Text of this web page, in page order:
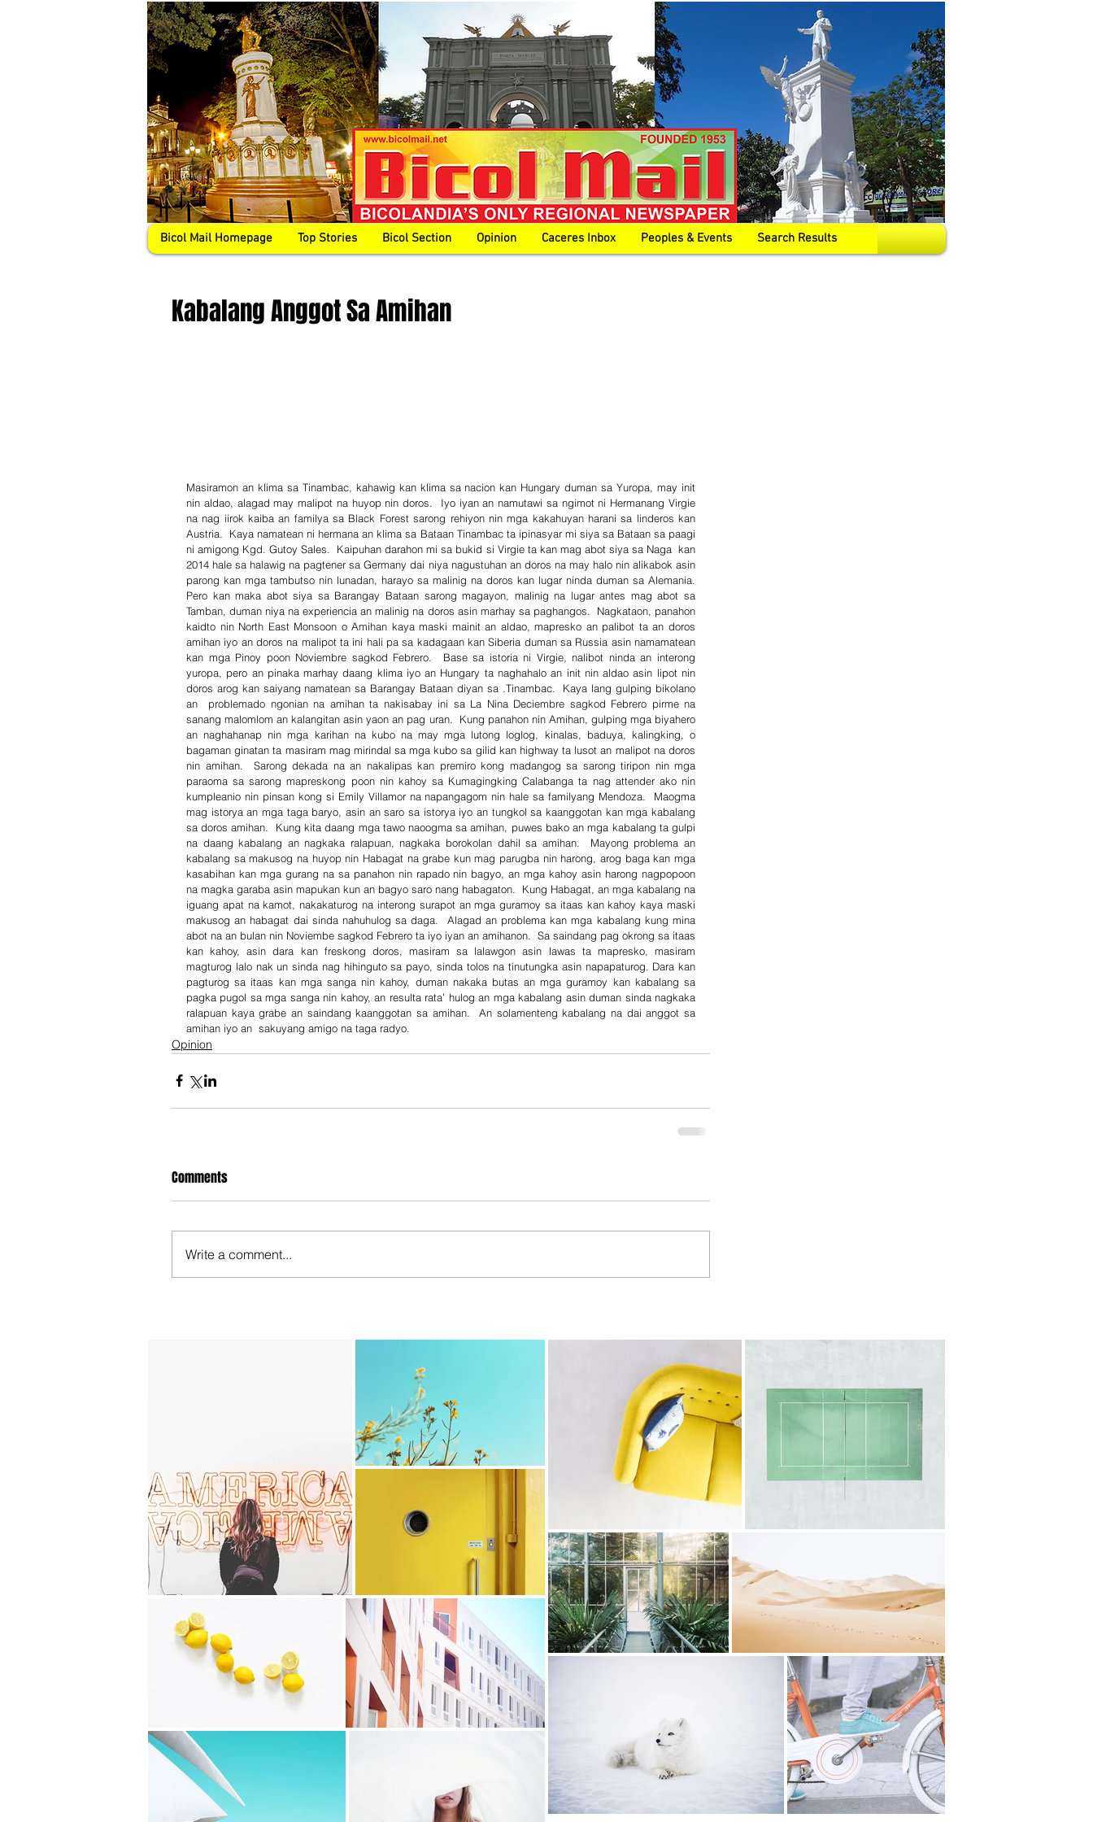
Bicol Mail Homepage Top Stories Bicol Section Opinion Caceres Inbox Peoples & Events Search Results
Kabalang Anggot Sa Amihan
Masiramon an klima sa Tinambac, kahawig kan klima sa nacion kan Hungary duman sa Yuropa, may init
nin aldao, alagad may malipot na huyop nin doros.  Iyo iyan an namutawi sa ngimot ni Hermanang Virgie
na nag iirok kaiba an familya sa Black Forest sarong rehiyon nin mga kakahuyan harani sa linderos kan
Austria.  Kaya namatean ni hermana an klima sa Bataan Tinambac ta ipinasyar mi siya sa Bataan sa paagi
ni amigong Kgd. Gutoy Sales.  Kaipuhan darahon mi sa bukid si Virgie ta kan mag abot siya sa Naga  kan
2014 hale sa halawig na pagtener sa Germany dai niya nagustuhan an doros na may halo nin alikabok asin
parong kan mga tambutso nin lunadan, harayo sa malinig na doros kan lugar ninda duman sa Alemania.
Pero kan maka abot siya sa Barangay Bataan sarong magayon, malinig na lugar antes mag abot sa
Tamban, duman niya na experiencia an malinig na doros asin marhay sa paghangos.  Nagkataon, panahon
kaidto nin North East Monsoon o Amihan kaya maski mainit an aldao, mapresko an palibot ta an doros
amihan iyo an doros na malipot ta ini hali pa sa kadagaan kan Siberia duman sa Russia asin namamatean
kan mga Pinoy poon Noviembre sagkod Febrero.  Base sa istoria ni Virgie, nalibot ninda an interong
yuropa, pero an pinaka marhay daang klima iyo an Hungary ta naghahalo an init nin aldao asin lipot nin
doros arog kan saiyang namatean sa Barangay Bataan diyan sa .Tinambac.  Kaya lang gulping bikolano
an  problemado ngonian na amihan ta nakisabay ini sa La Nina Deciembre sagkod Febrero pirme na
sanang malomlom an kalangitan asin yaon an pag uran.  Kung panahon nin Amihan, gulping mga biyahero
an naghahanap nin mga karihan na kubo na may mga lutong loglog, kinalas, baduya, kalingking, o
bagaman ginatan ta masiram mag mirindal sa mga kubo sa gilid kan highway ta lusot an malipot na doros
nin amihan.  Sarong dekada na an nakalipas kan premiro kong madangog sa sarong tiripon nin mga
paraoma sa sarong mapreskong poon nin kahoy sa Kumagingking Calabanga ta nag attender ako nin
kumpleanio nin pinsan kong si Emily Villamor na napangagom nin hale sa familyang Mendoza.  Maogma
mag istorya an mga taga baryo, asin an saro sa istorya iyo an tungkol sa kaanggotan kan mga kabalang
sa doros amihan.  Kung kita daang mga tawo naoogma sa amihan, puwes bako an mga kabalang ta gulpi
na daang kabalang an nagkaka ralapuan, nagkaka borokolan dahil sa amihan.  Mayong problema an
kabalang sa makusog na huyop nin Habagat na grabe kun mag parugba nin harong, arog baga kan mga
kasabihan kan mga gurang na sa panahon nin rapado nin bagyo, an mga kahoy asin harong nagpopoon
na magka garaba asin mapukan kun an bagyo saro nang habagaton.  Kung Habagat, an mga kabalang na
iguang apat na kamot, nakakaturog na interong surapot an mga guramoy sa itaas kan kahoy kaya maski
makusog an habagat dai sinda nahuhulog sa daga.  Alagad an problema kan mga kabalang kung mina
abot na an bulan nin Noviembe sagkod Febrero ta iyo iyan an amihanon.  Sa saindang pag okrong sa itaas
kan kahoy, asin dara kan freskong doros, masiram sa lalawgon asin lawas ta mapresko, masiram
magturog lalo nak un sinda nag hihinguto sa payo, sinda tolos na tinutungka asin napapaturog. Dara kan
pagturog sa itaas kan mga sanga nin kahoy, duman nakaka butas an mga guramoy kan kabalang sa
pagka pugol sa mga sanga nin kahoy, an resulta rata’ hulog an mga kabalang asin duman sinda nagkaka
ralapuan kaya grabe an saindang kaanggotan sa amihan.  An solamenteng kabalang na dai anggot sa
amihan iyo an  sakuyang amigo na taga radyo.
Opinion
Comments
Write a comment...